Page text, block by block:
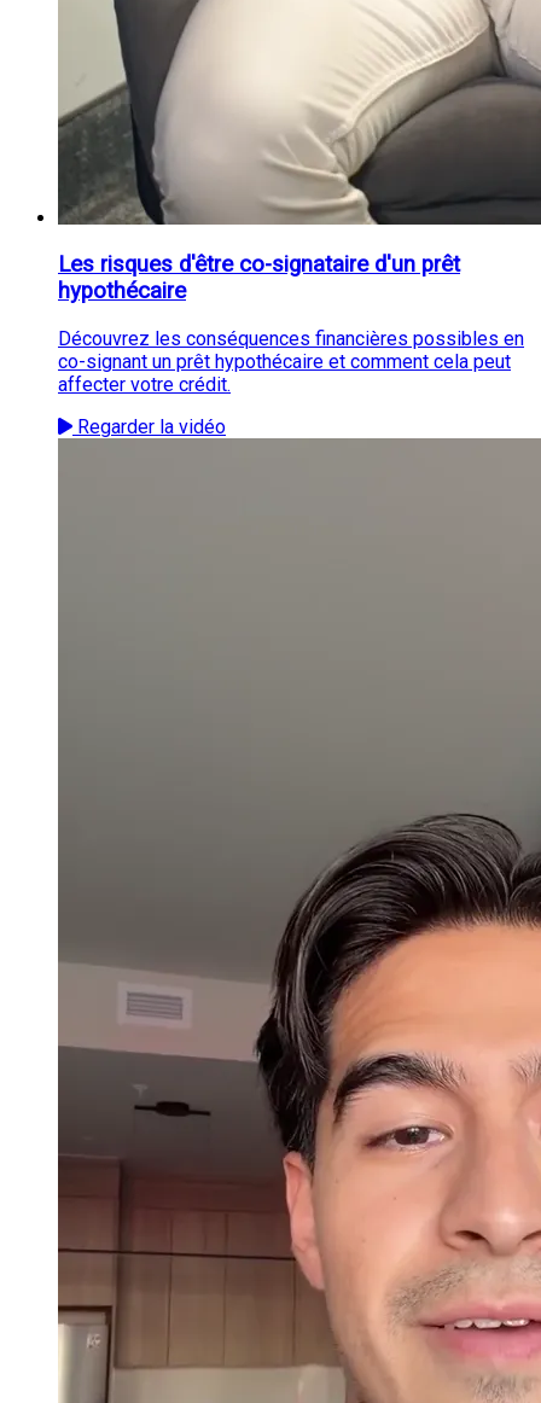
Les risques d'être co-signataire d'un prêt
hypothécaire
Découvrez les conséquences financières possibles en
co-signant un prêt hypothécaire et comment cela peut
affecter votre crédit.
Regarder la vidéo